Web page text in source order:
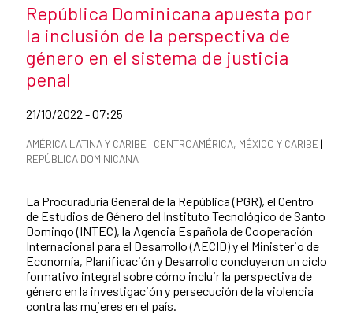
News title
República Dominicana apuesta por
la inclusión de la perspectiva de
género en el sistema de justicia
penal
Date of publication of the news item
21/10/2022 - 07:25
News categories
AMÉRICA LATINA Y CARIBE | CENTROAMÉRICA, MÉXICO Y CARIBE |
REPÚBLICA DOMINICANA
La Procuraduría General de la República (PGR), el Centro
de Estudios de Género del Instituto Tecnológico de Santo
Domingo (INTEC), la Agencia Española de Cooperación
Internacional para el Desarrollo (AECID) y el Ministerio de
Economía, Planificación y Desarrollo concluyeron un ciclo
formativo integral sobre cómo incluir la perspectiva de
género en la investigación y persecución de la violencia
contra las mujeres en el país.